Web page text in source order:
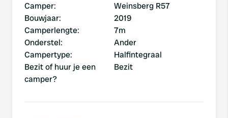
Camper:
Weinsberg R57
Bouwjaar:
2019
Camperlengte:
7m
Onderstel:
Ander
Campertype:
Halfintegraal
Bezit of huur je een
camper?
Bezit